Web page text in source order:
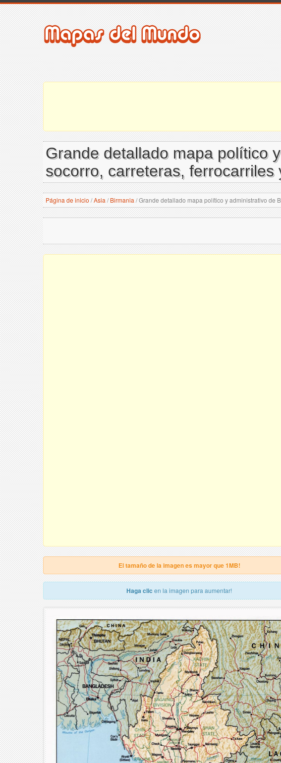
Grande detallado mapa político
socorro, carreteras,
Página de inicio /Asia / Birmania /Grande detallado mapa político y administrativo de
El tamaño de la imagen es mayor que 1MB!
Haga clic en la imagen para aumentar!